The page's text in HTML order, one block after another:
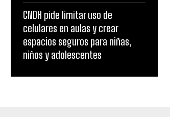
CNDH pide limitar uso de
celulares en aulas y crear
espacios seguros para niñas,
niños y adolescentes